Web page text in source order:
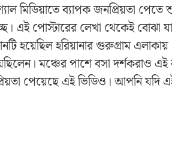
মিডিয়াতে ব্যাপক জনপ্রিয়তা
এই পোস্টারের লেখা থেকেই বোঝা
হয়েছিল হরিয়ানার গুরুগ্রাম
মঞ্চের পাশে বসা দর্শকরাও
পেয়েছে এই ভিডিও। আপনি যদি